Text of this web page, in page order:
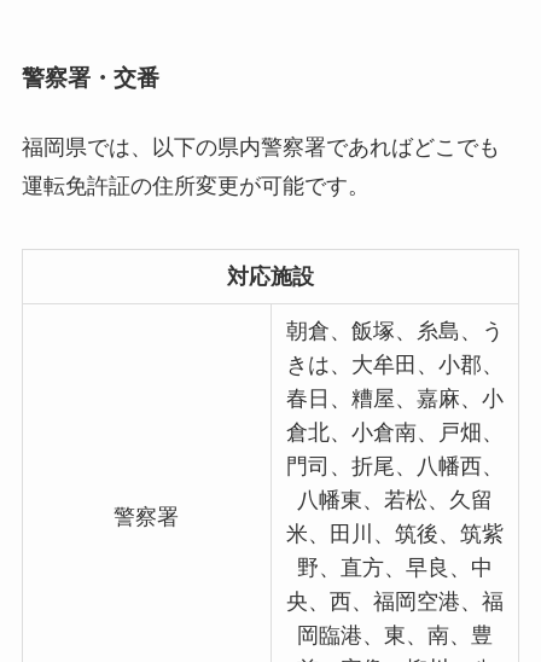
警察署・交番
福岡県では、以下の県内警察署であればどこでも
運転免許証の住所変更が可能です。
対応施設
警察署
朝倉、飯塚、糸島、う
きは、大牟田、小郡、
春日、糟屋、嘉麻、小
倉北、小倉南、戸畑、
門司、折尾、八幡西、
八幡東、若松、久留
米、田川、筑後、筑紫
野、直方、早良、中
央、西、福岡空港、福
岡臨港、東、南、豊